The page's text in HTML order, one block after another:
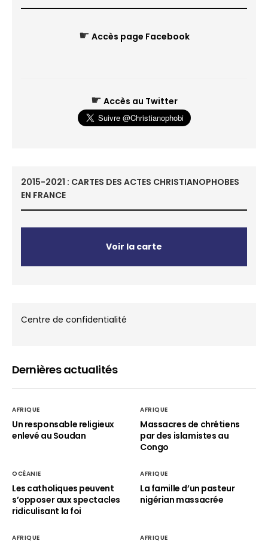
☛ Accès page Facebook
☛ Accès au Twitter
2015-2021 : CARTES DES ACTES CHRISTIANOPHOBES
EN FRANCE
Voir la carte
Centre de confidentialité
Dernières actualités
AFRIQUE
Un responsable religieux
enlevé au Soudan
AFRIQUE
Massacres de chrétiens
par des islamistes au
Congo
OCÉANIE
Les catholiques peuvent
s’opposer aux spectacles
ridiculisant la foi
AFRIQUE
La famille d’un pasteur
nigérian massacrée
AFRIQUE AFRIQUE